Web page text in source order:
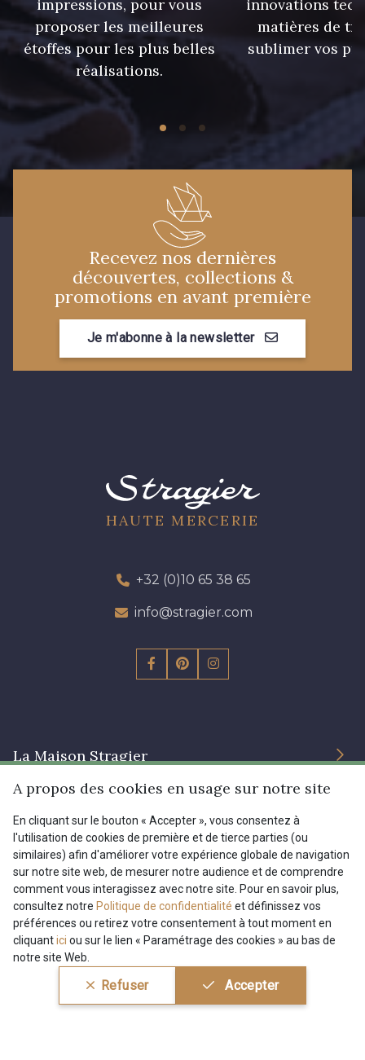
impressions, pour vous
proposer les meilleures
étoffes pour les plus belles
réalisations.
innovations
matières de
sublimer vos
Recevez nos dernières
découvertes, collections &
promotions en avant première
Je m'abonne à la newsletter
HAUTE MERCERIE
+32 (0)10 65 38 65
info@stragier.com
La Maison Stragier
Engagement durable et certificats
Conditions générales de vente
Paramétrage des cookies
Services
Nous contacter
Services aux professionnels
Magasins
Site
Chéques cadeaux
Prix réduits
Magazine
Aide
Livraison : France, Belgique, International
A propos des cookies en usage sur notre site
En cliquant sur le bouton « Accepter », vous consentez à
l'utilisation de cookies de première et de tierce parties (ou
similaires) afin d'améliorer votre expérience globale de navigation
sur notre site web, de mesurer notre audience et de comprendre
comment vous interagissez avec notre site. Pour en savoir plus,
consultez notre Politique de confidentialité et définissez vos
préférences ou retirez votre consentement à tout moment en
cliquantici ou sur le lien « Paramétrage des cookies » au bas de
notre site Web.
Refuser Accepter